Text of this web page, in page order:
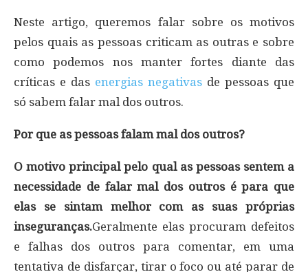
Neste artigo, queremos falar sobre os motivos
pelos quais as pessoas criticam as outras e sobre
como podemos nos manter fortes diante das
críticas e das energias negativas de pessoas que
só sabem falar mal dos outros.
Por que as pessoas falam mal dos outros?
O motivo principal pelo qual as pessoas sentem a
necessidade de falar mal dos outros é para que
elas se sintam melhor com as suas próprias
inseguranças.Geralmente elas procuram defeitos
e falhas dos outros para comentar, em uma
tentativa de disfarçar, tirar o foco ou até parar de